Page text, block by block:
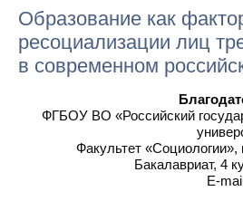
Образование как
ресоциализации лиц
в современном
ФГБОУ ВО «Российский
Факультет
Бакалавриат, 4
E-